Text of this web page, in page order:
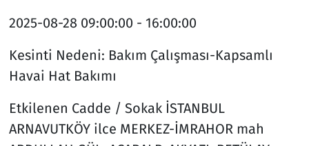
2025-08-28 09:00:00 - 16:00:00
Kesinti Nedeni: Bakım Çalışması-Kapsamlı
Havai Hat Bakımı
Etkilenen Cadde / Sokak İSTANBUL
ARNAVUTKÖY ilce MERKEZ-İMRAHOR mah